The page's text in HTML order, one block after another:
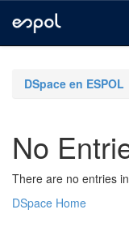
navigationDSpace en ESPOL
No
There are no entries
DSpace Home